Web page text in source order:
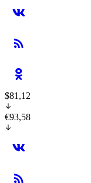
$81,12
€93,58